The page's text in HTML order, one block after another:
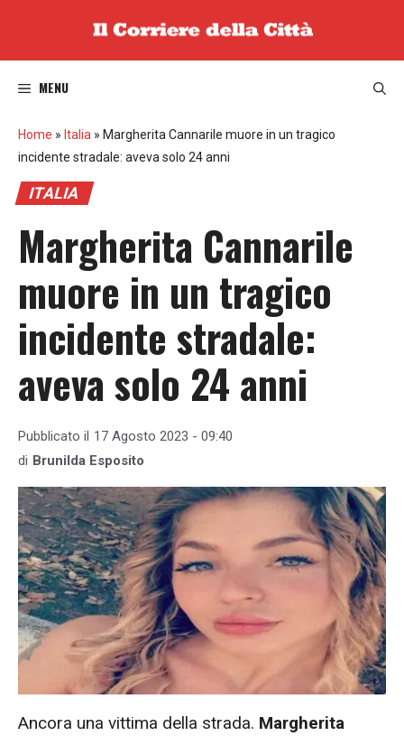
MENU
Home » Italia » Margherita Cannarile muore in un tragico
incidente stradale: aveva solo 24 anni
ITALIA
Margherita Cannarile
muore in un tragico
incidente stradale:
aveva solo 24 anni
Pubblicato il 17 Agosto 2023 - 09:40
di Brunilda Esposito
Ancora una vittima della strada. Margherita